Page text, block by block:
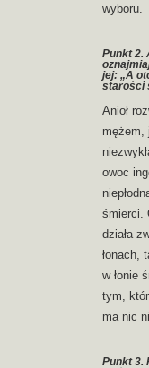
wyboru.
Punkt 2.
jej: „A
starości
Anioł
mężem,
owoc
śmierci.
działa
łonach,
w łonie
tym,
ma nic
Punkt 3.